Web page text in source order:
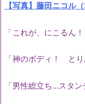
【写真】藤田ニコル
「これが、にこるん
「神のボディ！ とり
「男性総立ち…スタ